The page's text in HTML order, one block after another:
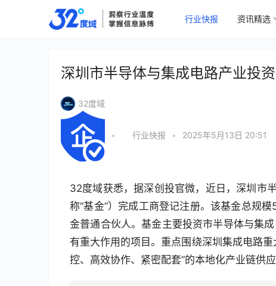
行业快报 资讯精选
深圳市半导体与集成电路产业投
32度域
• 行业快报 • 2025年5月13日 20:51
32度域获悉，据深创投官微，近日，深圳市
称“基金”）完成工商登记注册。该基金总规
金普通合伙人。基金主要投资市半导体与集
有重大作用的项目。重点围绕深圳集成电路
控、高效协作、紧密配套”的本地化产业链供应